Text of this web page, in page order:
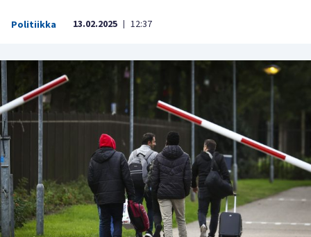
Politiikka 13.02.2025 | 12:37